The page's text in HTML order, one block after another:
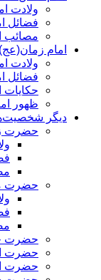
ولادت
فضائل
مصائب
امام زمان(عج)
ولادت
فضائل
حکایات
ظهور
دیگر
حضرت
حضرت
حضرت
حضرت
حضرت